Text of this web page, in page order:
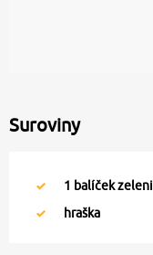
Suroviny
1 balíček
hraška